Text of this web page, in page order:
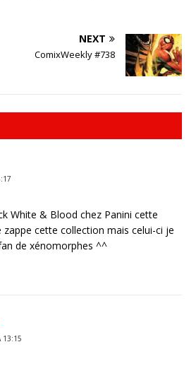
NEXT
ComixWeekly #738
White & Blood chez Panini cette
zappe cette collection mais celui-ci je
de xénomorphes ^^
13:15